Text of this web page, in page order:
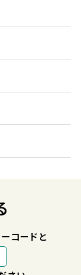
コードと